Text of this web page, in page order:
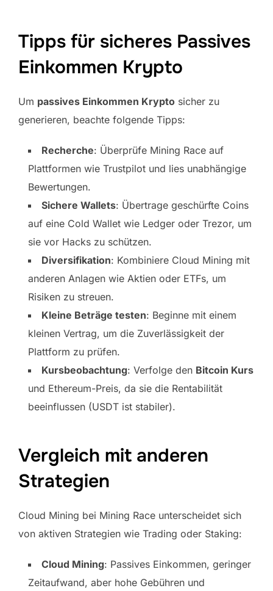
Tipps für sicheres Passives
Einkommen Krypto
Um passives Einkommen Krypto sicher zu
generieren, beachte folgende Tipps:
Recherche: Überprüfe Mining Race auf
Plattformen wie Trustpilot und lies unabhängige
Bewertungen.
Sichere Wallets: Übertrage geschürfte Coins
auf eine Cold Wallet wie Ledger oder Trezor, um
sie vor Hacks zu schützen.
Diversifikation: Kombiniere Cloud Mining mit
anderen Anlagen wie Aktien oder ETFs, um
Risiken zu streuen.
Kleine Beträge testen: Beginne mit einem
kleinen Vertrag, um die Zuverlässigkeit der
Plattform zu prüfen.
Kursbeobachtung: Verfolge den Bitcoin Kurs
und Ethereum-Preis, da sie die Rentabilität
beeinflussen (USDT ist stabiler).
Vergleich mit anderen
Strategien
Cloud Mining bei Mining Race unterscheidet sich
von aktiven Strategien wie Trading oder Staking:
Cloud Mining: Passives Einkommen, geringer
Zeitaufwand, aber hohe Gebühren und